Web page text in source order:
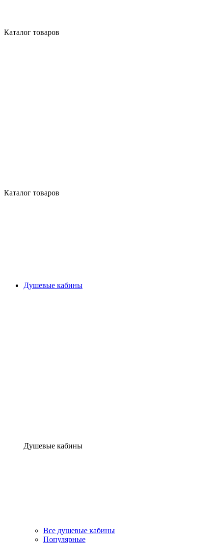
Каталог товаров
Каталог товаров
Душевые кабины
Душевые кабины
Все душевые кабины
Популярные